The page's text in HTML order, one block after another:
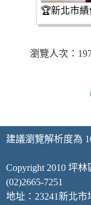
🏆新北市
瀏覽人次：
建議瀏覽解析度為
Copyright 2010 坪林
(02)2665-7251
地址：23241新北